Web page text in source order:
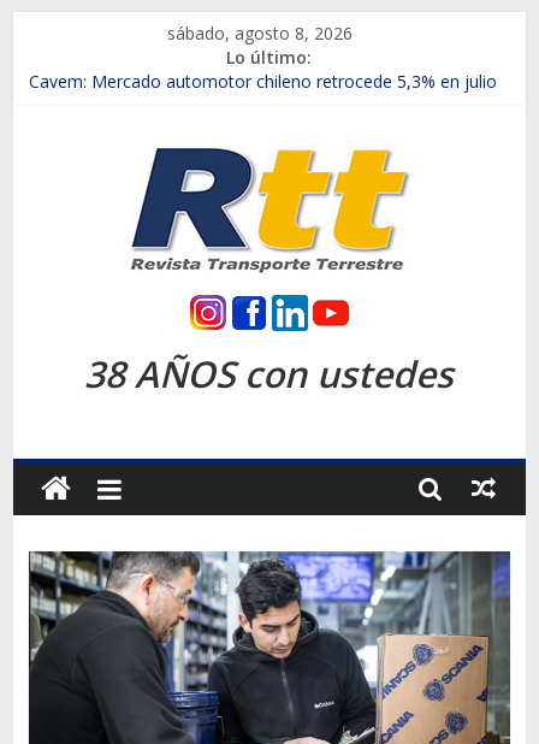
contenido
sábado, agosto 8, 2026
Lo último:
Chile es el primer mercado internacional en lanzar la nueva
Salfa suma vehículos electrificados de Chevrolet en el Biobío
Samex amplía su red con nuevas sucursales en Rancagua y
SINOTRUK Pick-ups presentó la recién estrenada Bolden en
la Expo Compras Públicas 2026
Revista
Transporte
Terrestre
Autos,
camiones,
motos,
información
del
38 AÑOS con ustedes